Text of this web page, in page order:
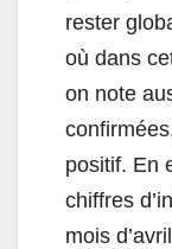
rester
où dans
on note
positif. En
chiffres
mois